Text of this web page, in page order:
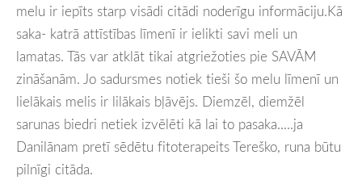
melu ir iepīts starp visādi citādi noderīgu informāciju.Kā
saka- katrā attīstības līmenī ir ielikti savi meli un
lamatas. Tās var atklāt tikai atgriežoties pie SAVĀM
zināšanām. Jo sadursmes notiek tieši šo melu līmenī un
lielākais melis ir lilākais bļāvējs. Diemzēl, diemžēl
sarunas biedri netiek izvēlēti kā lai to pasaka.....ja
Danilānam pretī sēdētu fitoterapeits Tereško, runa būtu
pilnīgi citāda.